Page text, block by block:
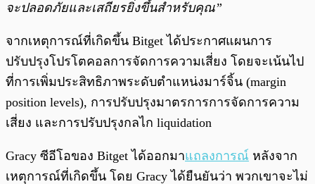
จะปลอดภัยและเสถียรยิ่งขึ้นสำหรับคุณ”
จากเหตุการณ์ที่เกิดขึ้น Bitget ได้ประกาศแผนการ
ปรับปรุงโปรโตคอลการจัดการความเสี่ยง โดยจะเน้นไป
ที่การเพิ่มประสิทธิภาพระดับตำแหน่งมาร์จิ้น (margin
position levels), การปรับปรุงมาตรการการจัดการความ
เสี่ยง และการปรับปรุงกลไก liquidation
Gracy ซีอีโอของ Bitget ได้ออกมาแถลงการณ์ หลังจาก
เหตุการณ์ที่เกิดขึ้น โดย Gracy ได้ยืนยันว่า พวกเขาจะไม่